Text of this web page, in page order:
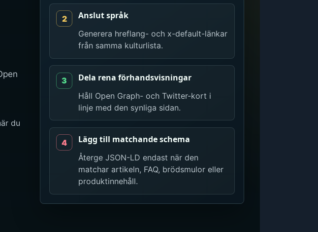
du
Anslut språk
Generera hreflang- och x-default-länkar
från samma kulturlista.
Dela rena förhandsvisningar
Håll Open Graph- och Twitter-kort i
linje med den synliga sidan.
Lägg till matchande schema
Återge JSON-LD endast när den
matchar artikeln, FAQ, brödsmulor eller
produktinnehåll.